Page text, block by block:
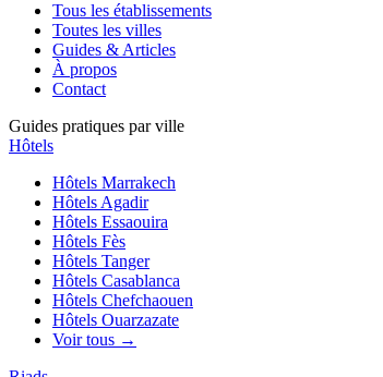
Tous les établissements
Toutes les villes
Guides & Articles
À propos
Contact
Guides pratiques par ville
Hôtels
Hôtels Marrakech
Hôtels Agadir
Hôtels Essaouira
Hôtels Fès
Hôtels Tanger
Hôtels Casablanca
Hôtels Chefchaouen
Hôtels Ouarzazate
Voir tous →